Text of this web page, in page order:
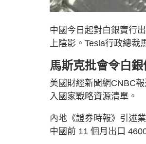
中國今日起對白銀實行
上陰影。Tesla行政總裁
馬斯克批會令白
美國財經新聞網CNBC
入國家戰略資源清單。
內地《證券時報》引述
中國前 11 個月出口